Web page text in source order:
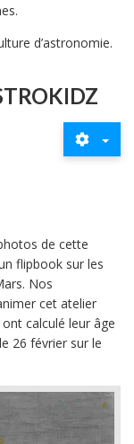
d’astronomie.
de cette
flipbook sur les
Nos
cet atelier
calculé leur âge
26 février sur le